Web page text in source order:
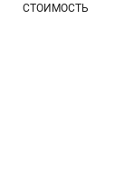
СТОИМОСТЬ